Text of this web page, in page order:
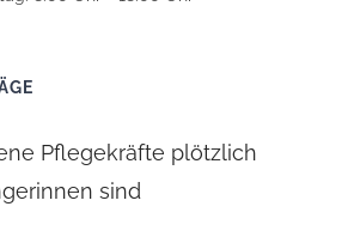
Pflegekräfte plötzlich
sind